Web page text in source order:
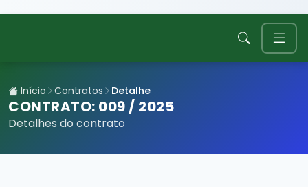
Início Contratos Detalhe
CONTRATO: 009 / 2025
Detalhes do contrato